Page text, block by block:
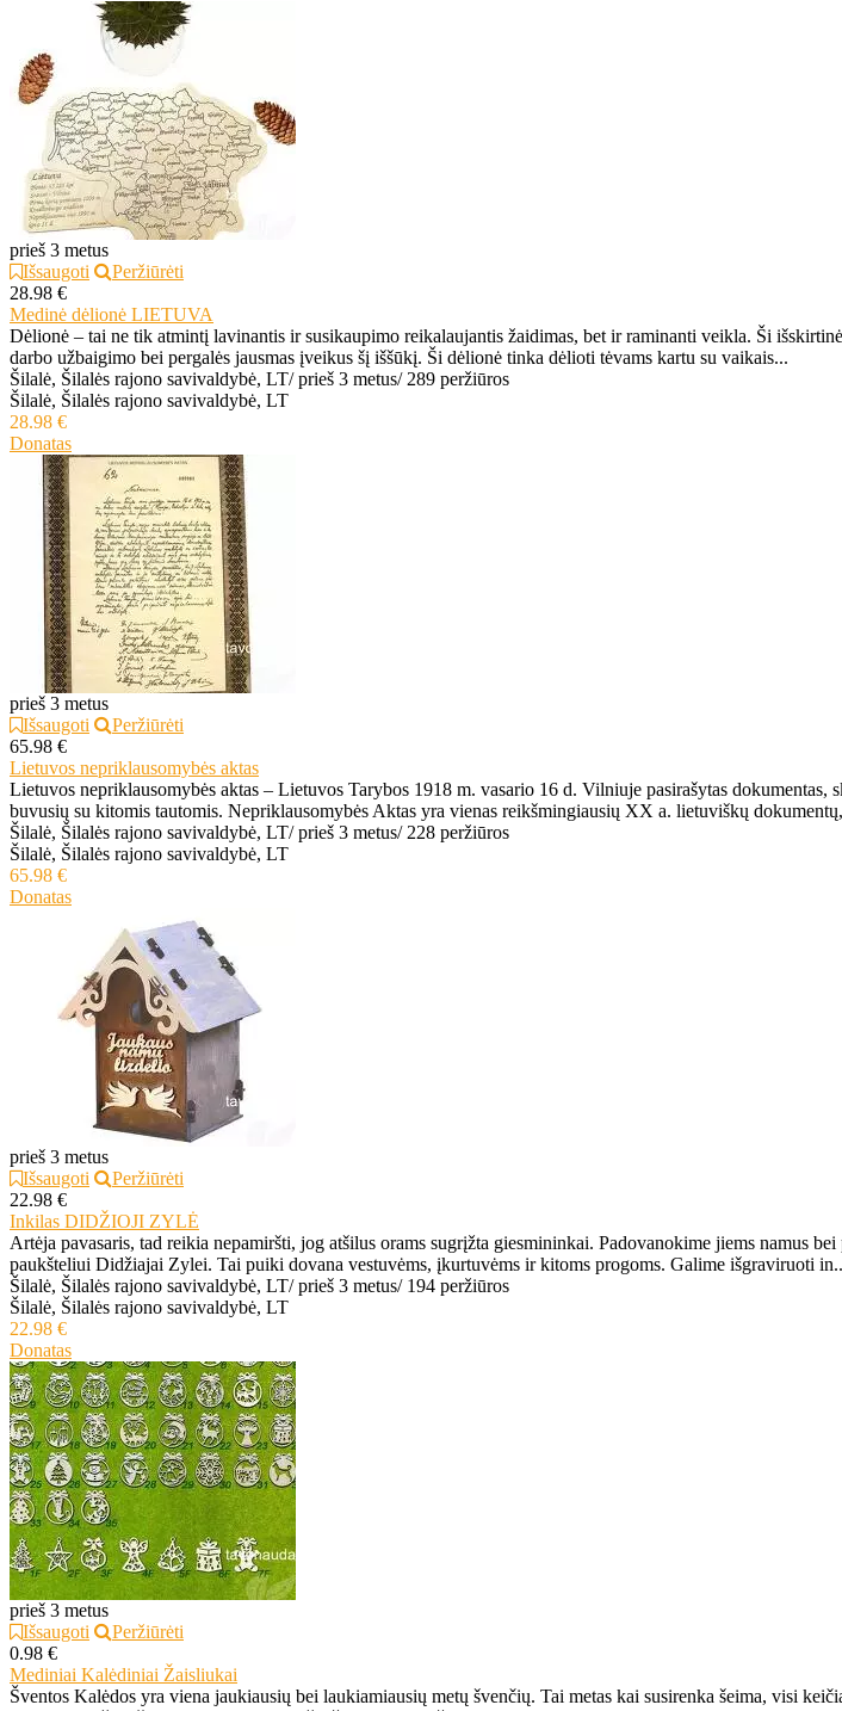
prieš 3 metus
Išsaugoti
Peržiūrėti
28.98 €
Medinė dėlionė LIETUVA
Dėlionė – tai ne tik atmintį lavinantis ir susikaupimo reikalaujantis žaidimas, bet ir raminanti veikla. Ši
darbo užbaigimo bei pergalės jausmas įveikus šį iššūkį. Ši dėlionė tinka dėlioti tėvams kartu su vaikais...
Šilalė, Šilalės rajono savivaldybė, LT/ prieš 3 metus/ 289 peržiūros
Šilalė, Šilalės rajono savivaldybė, LT
28.98 €
Donatas
prieš 3 metus
Išsaugoti
Peržiūrėti
65.98 €
Lietuvos nepriklausomybės aktas
Lietuvos nepriklausomybės aktas – Lietuvos Tarybos 1918 m. vasario 16 d. Vilniuje pasirašytas
buvusių su kitomis tautomis. Nepriklausomybės Aktas yra vienas reikšmingiausių XX a. lietuviškų
Šilalė, Šilalės rajono savivaldybė, LT/ prieš 3 metus/ 228 peržiūros
Šilalė, Šilalės rajono savivaldybė, LT
65.98 €
Donatas
prieš 3 metus
Išsaugoti
Peržiūrėti
22.98 €
Inkilas DIDŽIOJI ZYLĖ
Artėja pavasaris, tad reikia nepamiršti, jog atšilus orams sugrįžta giesmininkai. Padovanokime jiems namus
paukšteliui Didžiajai Zylei. Tai puiki dovana vestuvėms, įkurtuvėms ir kitoms progoms. Galime išgraviruoti
Šilalė, Šilalės rajono savivaldybė, LT/ prieš 3 metus/ 194 peržiūros
Šilalė, Šilalės rajono savivaldybė, LT
22.98 €
Donatas
prieš 3 metus
Išsaugoti
Peržiūrėti
0.98 €
Mediniai Kalėdiniai Žaisliukai
Šventos Kalėdos yra viena jaukiausių bei laukiamiausių metų švenčių. Tai metas kai susirenka šeima, visi